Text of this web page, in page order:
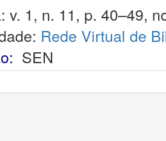
v. 1, n. 11, p. 40–49,
Rede Virtual de
SEN